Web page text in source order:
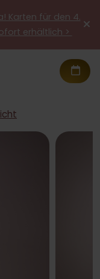
Karten für den 4.
erhältlich >